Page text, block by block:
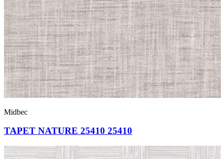
Midbec
TAPET NATURE 25410 25410